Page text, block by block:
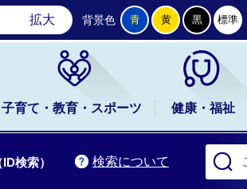
公式ホームページ
拡大 背景色 青 黄 黒 標準
子育て・教育・スポーツ 健康・福祉
検索について
検索）